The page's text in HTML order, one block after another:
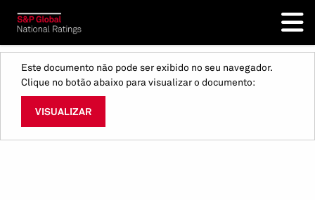
Este documento não pode ser exibido no seu navegador.
Clique no botão abaixo para visualizar o documento:
VISUALIZAR